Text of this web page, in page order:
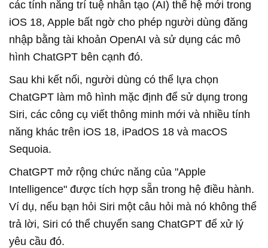
các tính năng trí tuệ nhân tạo (AI) thế hệ mới trong
iOS 18, Apple bất ngờ cho phép người dùng đăng
nhập bằng tài khoản OpenAI và sử dụng các mô
hình ChatGPT bên cạnh đó.
Sau khi kết nối, người dùng có thể lựa chọn
ChatGPT làm mô hình mặc định để sử dụng trong
Siri, các công cụ viết thông minh mới và nhiều tính
năng khác trên iOS 18, iPadOS 18 và macOS
Sequoia.
ChatGPT mở rộng chức năng của "Apple
Intelligence" được tích hợp sẵn trong hệ điều hành.
Ví dụ, nếu bạn hỏi Siri một câu hỏi mà nó không thể
trả lời, Siri có thể chuyển sang ChatGPT để xử lý
yêu cầu đó.